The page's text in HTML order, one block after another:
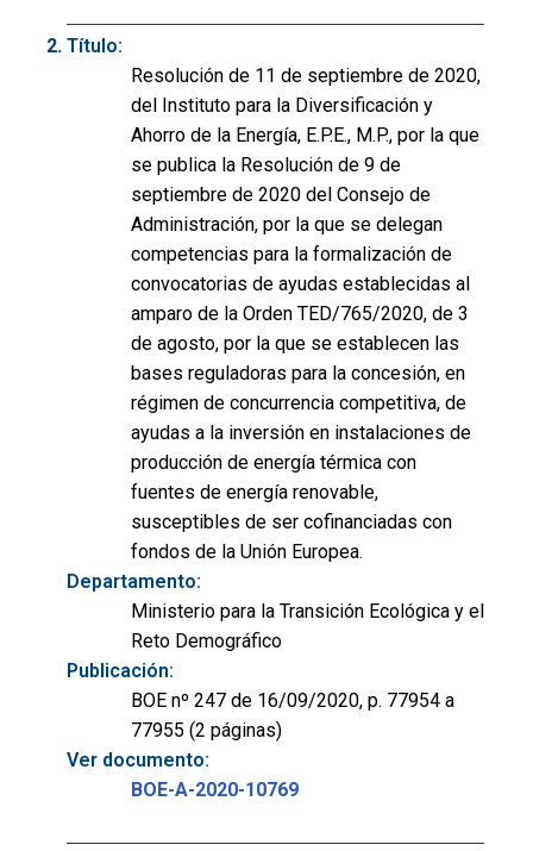
Título:
Resolución de 11 de septiembre de 2020,
del Instituto para la Diversificación y
Ahorro de la Energía, E.P.E., M.P., por la que
se publica la Resolución de 9 de
septiembre de 2020 del Consejo de
Administración, por la que se delegan
competencias para la formalización de
convocatorias de ayudas establecidas al
amparo de la Orden TED/765/2020, de 3
de agosto, por la que se establecen las
bases reguladoras para la concesión, en
régimen de concurrencia competitiva, de
ayudas a la inversión en instalaciones de
producción de energía térmica con
fuentes de energía renovable,
susceptibles de ser cofinanciadas con
fondos de la Unión Europea.
Departamento:
Ministerio para la Transición Ecológica y el
Reto Demográfico
Publicación:
BOE nº 247 de 16/09/2020, p. 77954 a
77955 (2 páginas)
Ver documento:
BOE-A-2020-10769